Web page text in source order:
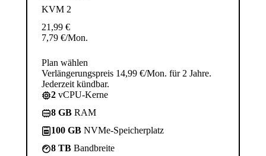
KVM 2
21,99 €
7,79 €/Mon.
Plan wählen
Verlängerungspreis 14,99 €/Mon. für 2 Jahre.
Jederzeit kündbar.
2 vCPU-Kerne
8 GB RAM
100 GB NVMe-Speicherplatz
8 TB Bandbreite